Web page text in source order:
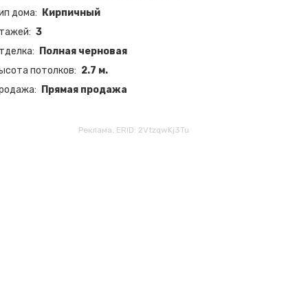
дома
Кирпичный
3
Полная черновая
потолков
2.7 м.
Прямая продажа
Реклама. ERID: 2VtzqwKj3Tu